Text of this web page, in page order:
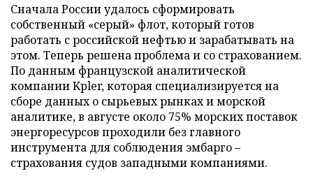
Сначала России удалось сформировать
собственный «серый» флот, который готов
работать с российской нефтью и зарабатывать на
этом. Теперь решена проблема и со страхованием.
По данным французской аналитической
компании Kpler, которая специализируется на
сборе данных о сырьевых рынках и морской
аналитике, в августе около 75% морских поставок
энергоресурсов проходили без главного
инструмента для соблюдения эмбарго –
страхования судов западными компаниями.